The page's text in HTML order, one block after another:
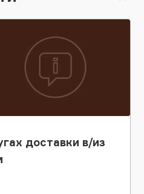
доставки в/из